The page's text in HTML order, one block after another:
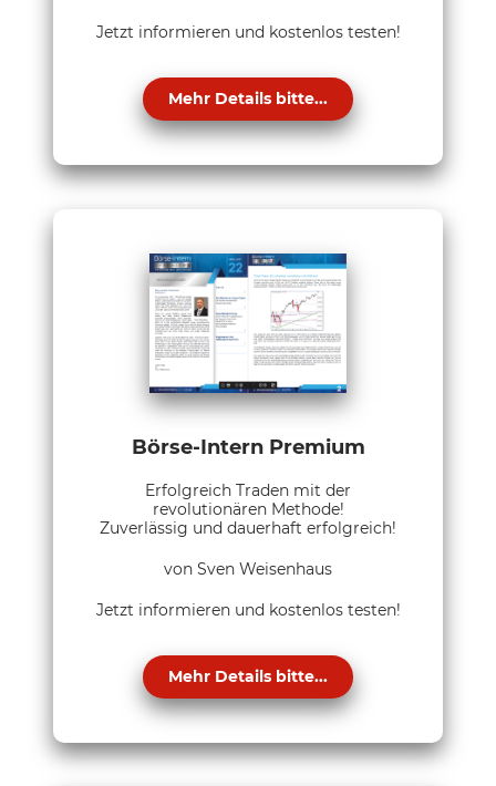
Jetzt informieren und kostenlos testen!
Mehr Details bitte...
Börse-Intern Premium
Erfolgreich Traden mit der
revolutionären Methode!
Zuverlässig und dauerhaft erfolgreich!
von Sven Weisenhaus
Jetzt informieren und kostenlos testen!
Mehr Details bitte...